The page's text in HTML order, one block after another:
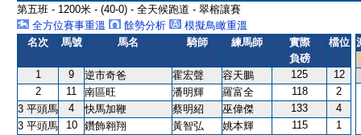
第五班 - 1200米 - (40-0) - 全天候跑道 - 翠榕讓賽
全方位賽事重溫
餘勢分析
模擬鳥瞰重溫
名次
馬號 馬名 騎師 練馬師
實際
負磅
檔位
1 9 逆市奇爸 霍宏聲 容天鵬 125
12
2
11 南區旺 潘明輝 羅富全 118
2
3 平頭馬
4 快馬加鞭 蔡明紹 巫偉傑 133
4
3 平頭馬
10 鑽飾翱翔 黃智弘 姚本輝 115 1